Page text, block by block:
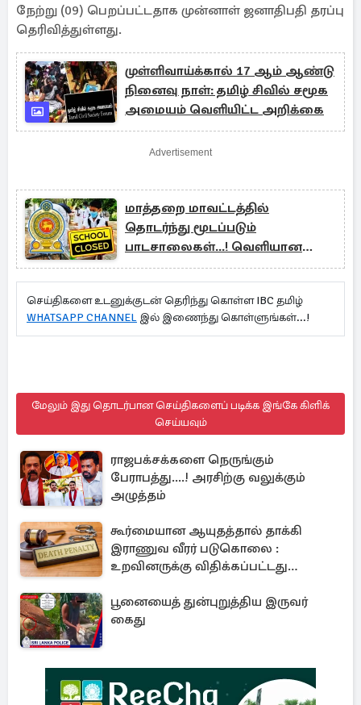
நேற்று (09) பெறப்பட்டதாக முன்னாள் ஜனாதிபதி தரப்பு
தெரிவித்துள்ளது.
முள்ளிவாய்க்கால் 17 ஆம் ஆண்டு
நினைவு நாள்: தமிழ் சிவில் சமூக
அமையம் வெளியிட்ட அறிக்கை
Advertisement
மாத்தறை மாவட்டத்தில்
தொடர்ந்து மூடப்படும்
பாடசாலைகள்...! வெளியான
அறிவிப்பு
செய்திகளை உடனுக்குடன் தெரிந்து கொள்ள IBC தமிழ்
WHATSAPP CHANNEL இல் இணைந்து கொள்ளுங்கள்...!
மேலும் இது தொடர்பான செய்திகளைப் படிக்க இங்கே கிளிக்
செய்யவும்
ராஜபக்சக்களை நெருங்கும்
பேராபத்து....! அரசிற்கு வலுக்கும்
அழுத்தம்
கூர்மையான ஆயுதத்தால் தாக்கி
இராணுவ வீரர் படுகொலை :
உறவினருக்கு விதிக்கப்பட்டது
பூனையைத் துன்புறுத்திய இருவர்
கைது